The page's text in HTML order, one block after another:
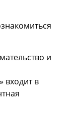
и
входит в